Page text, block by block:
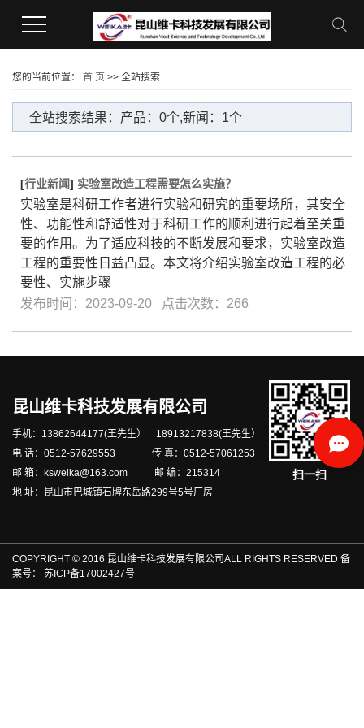
您的当前位置： 首 页 >> 全站搜索
全站搜索结果：产品：0个,新闻：1个
[行业新闻] 实验室改造工程需要怎么实施？
实验室是科研工作者进行实验和研究的重要场所，其安全
性、功能性和舒适性对于科研工作的顺利进行起着至关重
要的作用。为了适应科技的不断发展和要求，实验室改造
工程的重要性日益凸显。本文将介绍实验室改造工程的必
要性、实施步骤
发布时间：2023-09-20 点击次数：266
昆山维卡科技发展有限公司
手机：13862644177(王先生） 18913217838(王先生）
电 话：0512-57629553 传 真：0512-57061253
邮 箱：ksweika@163.com 邮 编：215314
地 址：昆山市巴城镇石牌东岳路299号5号厂房
扫一扫
COPYRIGHT © 2016 昆山维卡科技发展有限公司ALL RIGHTS RESERVED 备
案号： 苏ICP备17002427号